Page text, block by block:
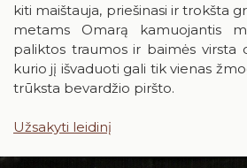
10 11 12 13
17 18 19 20
24 25
31
kiti maištauja, priešinasi ir trokšta
metams Omarą kamuojantis
paliktos traumos ir baimės virsta
kurio jį išvaduoti gali tik vienas
trūksta bevardžio piršto.
Užsakyti leidinį